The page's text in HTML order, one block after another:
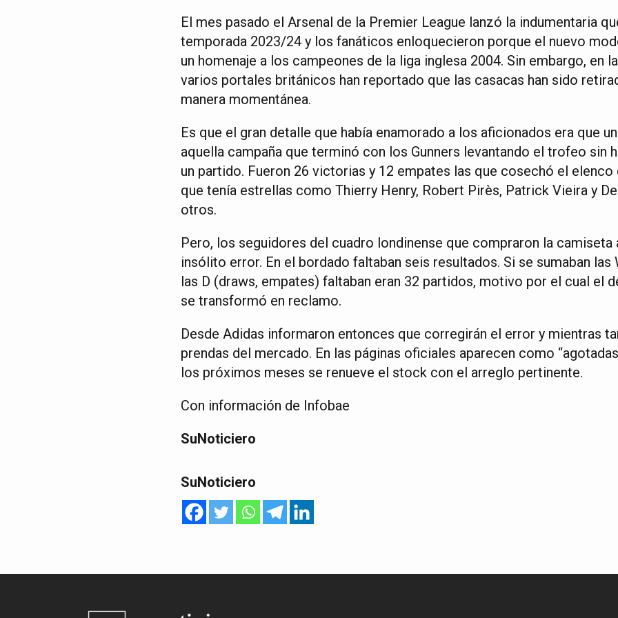
El mes pasado el Arsenal de la Premier League lanzó la indumentaria
temporada 2023/24 y los fanáticos enloquecieron porque el nuevo
un homenaje a los campeones de la liga inglesa 2004. Sin embargo, en
varios portales británicos han reportado que las casacas han sido
manera momentánea.
Es que el gran detalle que había enamorado a los aficionados era que
aquella campaña que terminó con los Gunners levantando el trofeo sin
un partido. Fueron 26 victorias y 12 empates las que cosechó el elenco
que tenía estrellas como Thierry Henry, Robert Pirès, Patrick Vieira y
otros.
Pero, los seguidores del cuadro londinense que compraron la camiseta
insólito error. En el bordado faltaban seis resultados. Si se sumaban
las D (draws, empates) faltaban eran 32 partidos, motivo por el cual el
se transformó en reclamo.
Desde Adidas informaron entonces que corregirán el error y mientras
prendas del mercado. En las páginas oficiales aparecen como
los próximos meses se renueve el stock con el arreglo pertinente.
Con información de Infobae
SuNoticiero
SuNoticiero